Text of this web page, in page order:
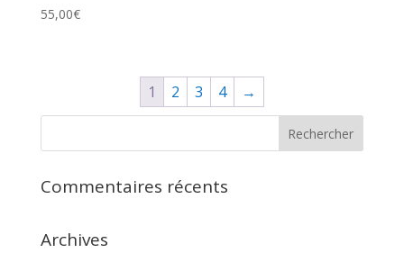
55,00€
1 2 3 4 →
Commentaires récents
Archives